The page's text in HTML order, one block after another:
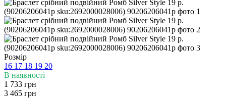
Розмір
16 17 18 19 20
В наявності
1 733 грн
3 465 грн